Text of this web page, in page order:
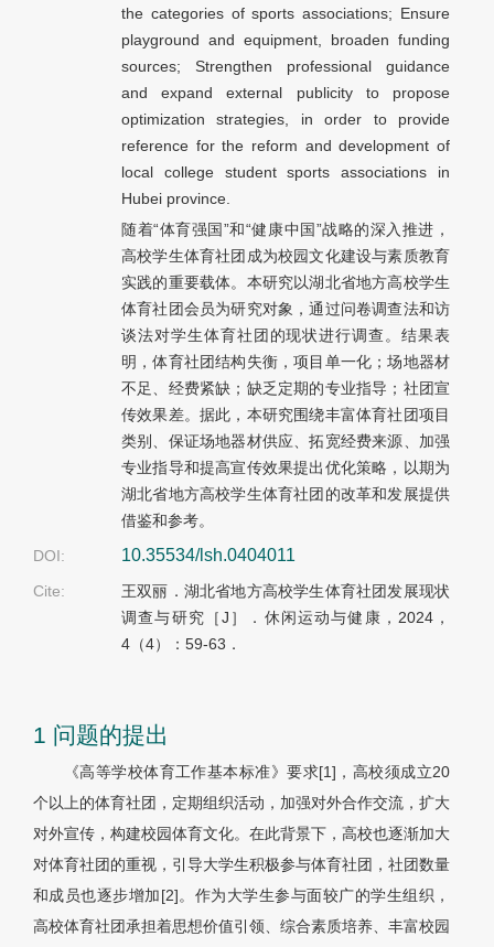
the categories of sports associations; Ensure
playground and equipment, broaden funding
sources; Strengthen professional guidance
and expand external publicity to propose
optimization strategies, in order to provide
reference for the reform and development of
local college student sports associations in
Hubei province.
随着“体育强国”和“健康中国”战略的深入推进，
高校学生体育社团成为校园文化建设与素质教育
实践的重要载体。本研究以湖北省地方高校学生
体育社团会员为研究对象，通过问卷调查法和访
谈法对学生体育社团的现状进行调查。结果表
明，体育社团结构失衡，项目单一化；场地器材
不足、经费紧缺；缺乏定期的专业指导；社团宣
传效果差。据此，本研究围绕丰富体育社团项目
类别、保证场地器材供应、拓宽经费来源、加强
专业指导和提高宣传效果提出优化策略，以期为
湖北省地方高校学生体育社团的改革和发展提供
借鉴和参考。
DOI:
10.35534/lsh.0404011
Cite:
王双丽．湖北省地方高校学生体育社团发展现状
调查与研究［J］．休闲运动与健康，2024，
4（4）：59-63．
1 问题的提出
《高等学校体育工作基本标准》要求[1]，高校须成立20
个以上的体育社团，定期组织活动，加强对外合作交流，扩大
对外宣传，构建校园体育文化。在此背景下，高校也逐渐加大
对体育社团的重视，引导大学生积极参与体育社团，社团数量
和成员也逐步增加[2]。作为大学生参与面较广的学生组织，
高校体育社团承担着思想价值引领、综合素质培养、丰富校园